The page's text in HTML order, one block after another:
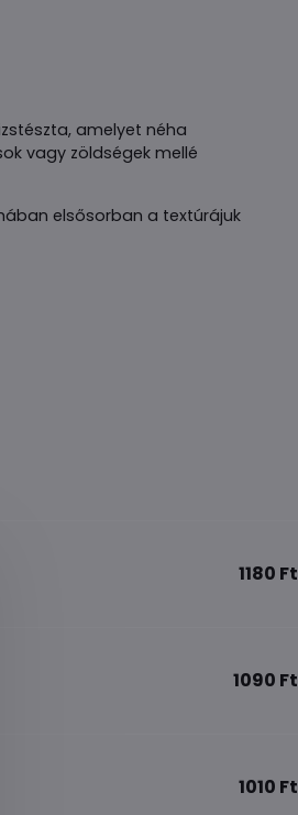
amelyet néha
vagy zöldségek mellé
elsősorban a textúrájuk
1180 Ft
1090 Ft
1010 Ft